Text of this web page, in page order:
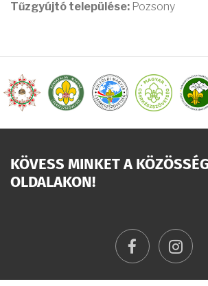
Tűzgyújtó települése: Pozsony
KÖVESS MINKET A
OLDALAKON!
facebook